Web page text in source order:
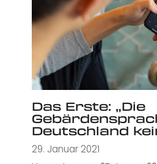
Das Erste: „Die
Deutschland
29. Januar 2021